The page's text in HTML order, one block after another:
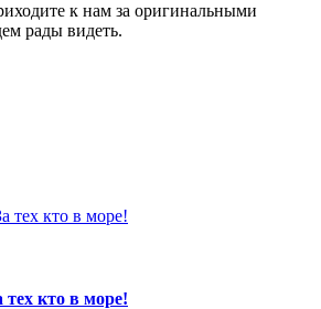
к нам за оригинальными
рады видеть.
кто в море!